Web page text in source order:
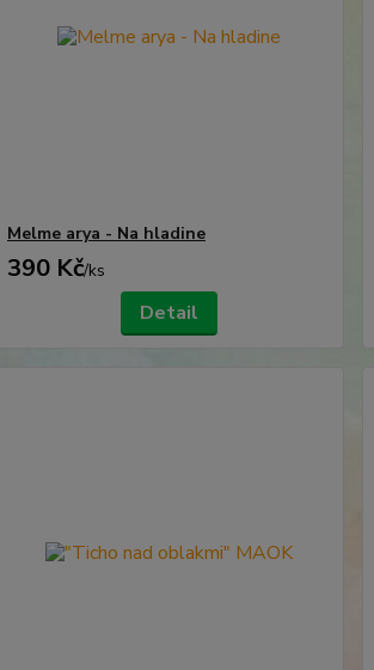
Melme arya - Na hladine
390 Kč/ks
Detail